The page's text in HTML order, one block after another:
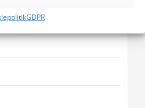
GDPR